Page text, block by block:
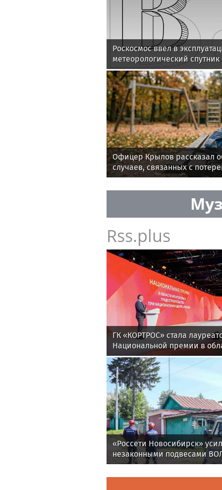
Роскосмос ввел в
метеорологический спутник
Офицер Крылов рассказал
случаев, связанных с
каникул
Rss.plus
ГК «КОРТРОС» стала
Национальной премии в
и градостроительства за
«Академический»
«Россети Новосибирск»
незаконными подвесами
проверок вырос в 1,5 раза